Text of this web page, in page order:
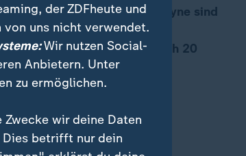
Alexander Payne sind
eröffnet worden. Neben
in den Hauptrollen, sind noch 20
der ZDFheute und
uns nicht verwendet.
Wir nutzen Social-
Anbietern. Unter
zu ermöglichen.
wir deine Daten
betrifft nur dein